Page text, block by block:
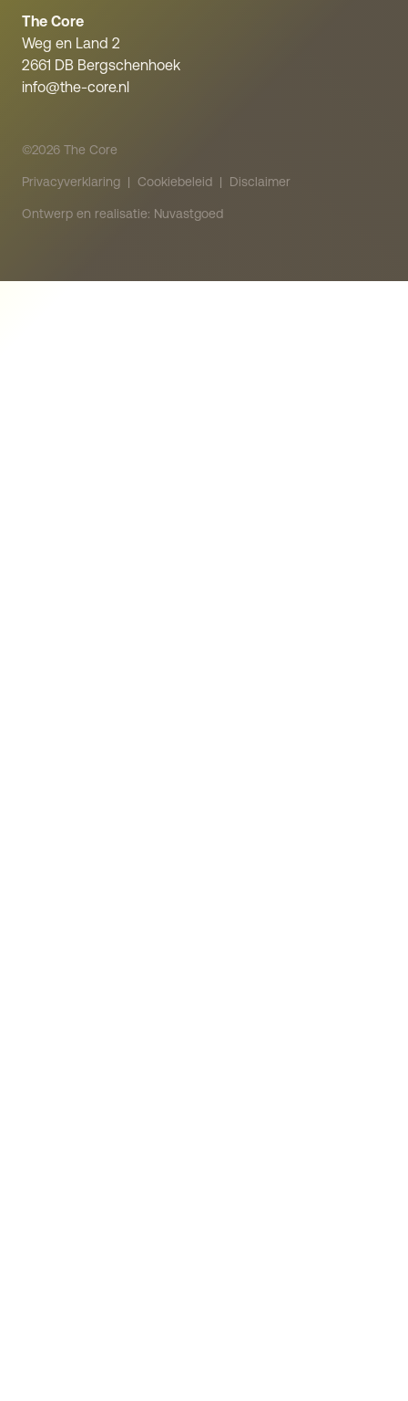
The Core
Weg en Land 2
2661 DB Bergschenhoek
info@the-core.nl
©2026 The Core
Privacyverklaring | Cookiebeleid | Disclaimer
Ontwerp en realisatie: Nuvastgoed